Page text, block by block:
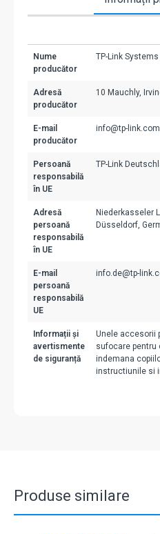
Nume
producător
TP-Link Systems
Adresă
producător
10 Mauchly,
E-mail
producător
info@tp-link.com
Persoană
responsabilă
în UE
TP-Link
Adresă
persoană
responsabilă
în UE
Niederkasseler
Düsseldorf,
E-mail
persoană
responsabilă
UE
info.de@tp-
Informații și
avertismente
de siguranță
Unele accesorii
sufocare pentru
indemana
instructiunile si
Produse similare